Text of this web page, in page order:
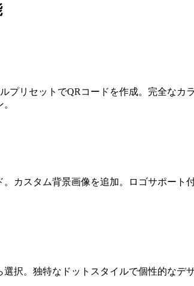
プリセットでQRコードを作成。完全な
カスタム背景画像を追加。ロゴサポー
択。独特なドットスタイルで個性的なデ